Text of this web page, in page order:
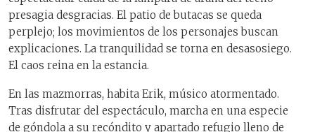
presagia desgracias. El patio de butacas se queda
perplejo; los movimientos de los personajes buscan
explicaciones. La tranquilidad se torna en desasosiego.
El caos reina en la estancia.
En las mazmorras, habita Erik, músico atormentado.
Tras disfrutar del espectáculo, marcha en una especie
de góndola a su recóndito y apartado refugio lleno de